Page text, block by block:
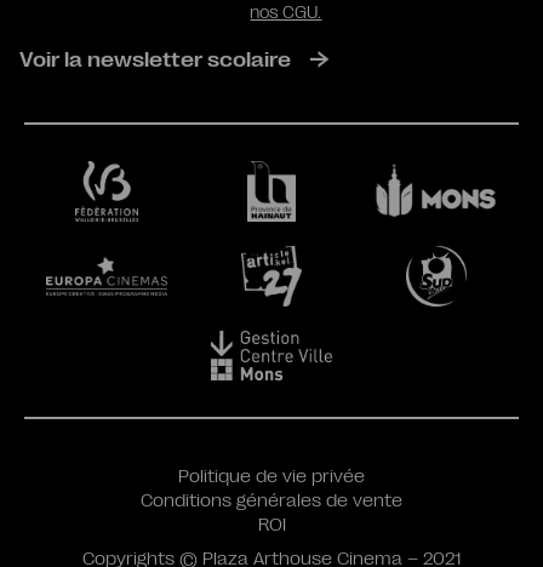
nos CGU.
Voir la newsletter scolaire
Politique de vie privée
Conditions générales de vente
ROI
Copyrights © Plaza Arthouse Cinema – 2021